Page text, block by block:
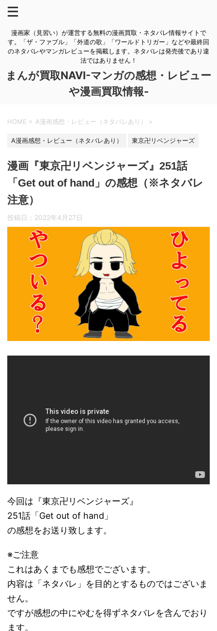
漫画家（見習い）が運営する無料の漫画買取・ネタバレ情報サイトで
す。「ザ・ファブル」「外道の歌」「ワールドトリガー」などや最終回
のネタバレやマンガレビューを掲載します。ネタバレは発売後であり違
法ではありません！
まんが買取NAVI-マンガの感想・レビュー
や漫画買取情報-
HOME > A漫画感想・レビュー（ネタバレあり） >
A漫画感想・レビュー（ネタバレあり） 東京卍リベンジャーズ
漫画『東京卍リベンジャーズ』251話
「Get out of hand」の感想（※ネタバレ
注意）
投稿日： 2022年4月27日
今回は『東京卍リベンジャーズ』
251話「Get out of hand」
の感想をお送り致します。
※ご注意
これはあくまでも感想でございます。
内容は「ネタバレ」を目的とするものではございま
せん。
ですが感想の中にやむを得ずネタバレを含んでおり
ます。